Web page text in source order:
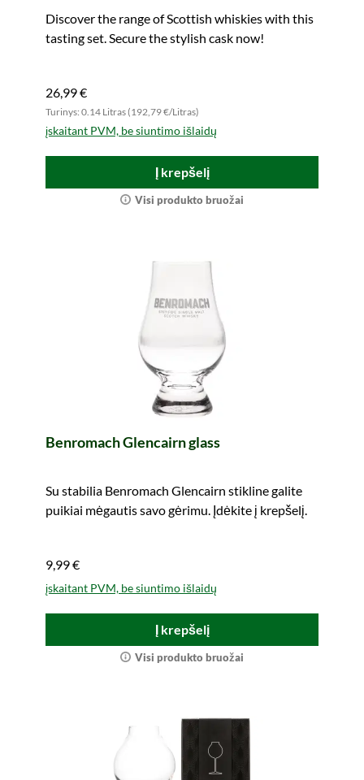
Discover the range of Scottish whiskies with this
tasting set. Secure the stylish cask now!
26,99 €
Turinys: 0.14 Litras (192,79 €/Litras)
įskaitant PVM, be siuntimo išlaidų
Į krepšelį
Visi produkto bruožai
Benromach Glencairn glass
Su stabilia Benromach Glencairn stikline galite
puikiai mėgautis savo gėrimu. Įdėkite į krepšelį.
9,99 €
įskaitant PVM, be siuntimo išlaidų
Į krepšelį
Visi produkto bruožai